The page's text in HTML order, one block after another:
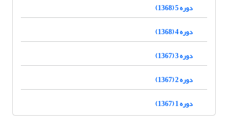
دوره 5 (1368)
دوره 4 (1368)
دوره 3 (1367)
دوره 2 (1367)
دوره 1 (1367)